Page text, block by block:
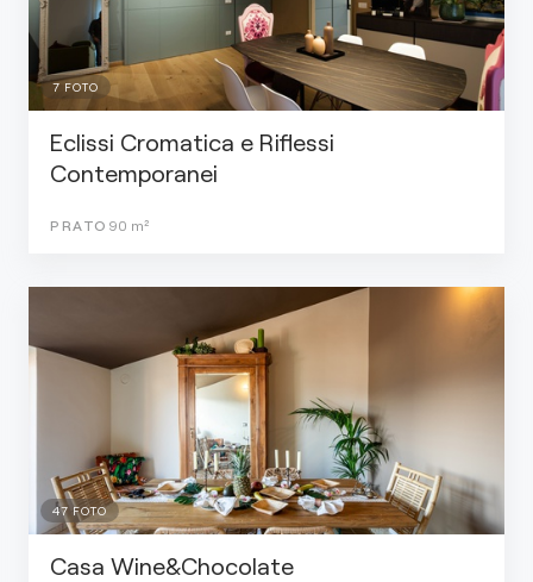
7 FOTO
Eclissi Cromatica e Riflessi
Contemporanei
PRATO 90 m²
47 FOTO
Casa Wine&Chocolate